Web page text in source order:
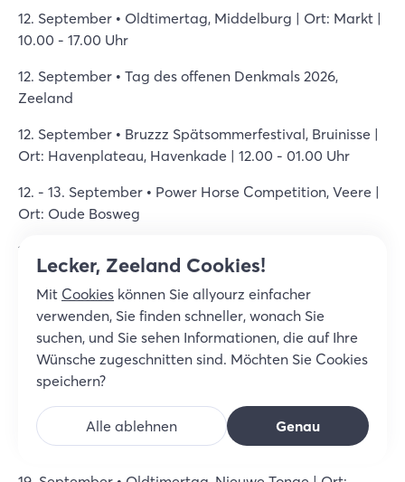
12. September • Oldtimertag, Middelburg | Ort: Markt |
10.00 - 17.00 Uhr
12. September • Tag des offenen Denkmals 2026,
Zeeland
12. September • Bruzzz Spätsommerfestival, Bruinisse |
Ort: Havenplateau, Havenkade | 12.00 - 01.00 Uhr
12. - 13. September • Power Horse Competition, Veere |
Ort: Oude Bosweg
12. – 13. September • Urban Culture Festival Royal Flush,
Vlissingen | Ort: Machinefabriek | 10.00 – 01.00 Uhr
16. September • Wanderung „Willen is Kunnen“,
Vlissingen | Ort: VCB Lammerenburcht -
Zuidbeekseweg 22 | 08.30 Uhr
17. – 20. September • Jazz by the Sea 2026, Domburg
18. - 19. September • Bauernmarkt, Hoek | Ort:
Noordstraat 44 | 15.00-22.00 und 10.00-16.00 Uhr
Lecker, Zeeland Cookies!
Mit Cookies können Sie allyourz einfacher
verwenden, Sie finden schneller, wonach Sie
suchen, und Sie sehen Informationen, die auf Ihre
Wünsche zugeschnitten sind. Möchten Sie Cookies
speichern?
Alle ablehnen Genau